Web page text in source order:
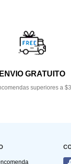
ENVIO GRATUITO
superiores a